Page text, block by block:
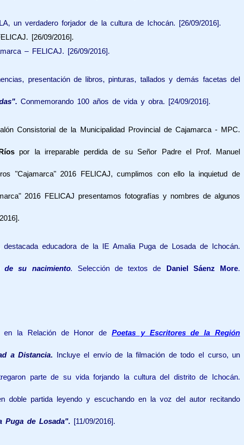
un verdadero forjador de la cultura de Ichocán. [26/09/2016].
[26/09/2016].
– FELICAJ. [26/09/2016].
presentación de libros, pinturas, tallados y demás facetas del
. Conmemorando 100 años de vida y obra. [24/09/2016].
Consistorial de la Municipalidad Provincial de Cajamarca - MPC.
por la irreparable perdida de su Señor Padre el Prof. Manuel
"Cajamarca" 2016 FELICAJ, cumplimos con ello la inquietud de
2016 FELICAJ presentamos fotografías y nombres de algunos
destacada educadora de la IE Amalia Puga de Losada de Ichocán.
de su nacimiento. Selección de textos de Daniel Sáenz More.
en la Relación de Honor de Poetas y Escritores de la Región
a Distancia.
Incluye el envío de la filmación de todo el curso, un
parte de su vida forjando la cultura del distrito de Ichocán.
doble partida leyendo y escuchando en la voz del autor recitando
Puga de Losada". [11/09/2016].